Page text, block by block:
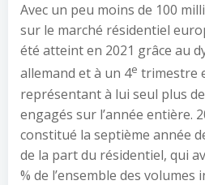
Avec un peu moins de 100
sur le marché résidentiel
été atteint en 2021 grâce au
allemand et à un 4e trimestre
représentant à lui seul plus
engagés sur l’année entière.
constitué la septième année
de la part du résidentiel, qui
% de l’ensemble des volumes